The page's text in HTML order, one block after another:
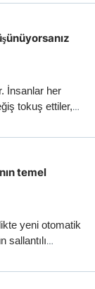
İnsanlar her
tokuş ettiler,
şeklinde
gibi
temel
yeni otomatik
sallantılı
çoğuyla ilgili